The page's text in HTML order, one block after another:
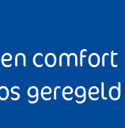
comfort
geregeld